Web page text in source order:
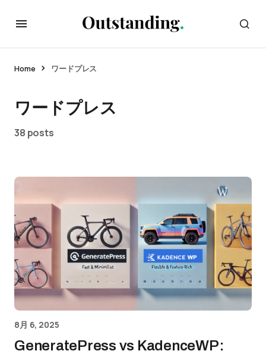
Home ワードプレス
ワードプレス
38 posts
8月 6, 2025
GeneratePress vs KadenceWP: